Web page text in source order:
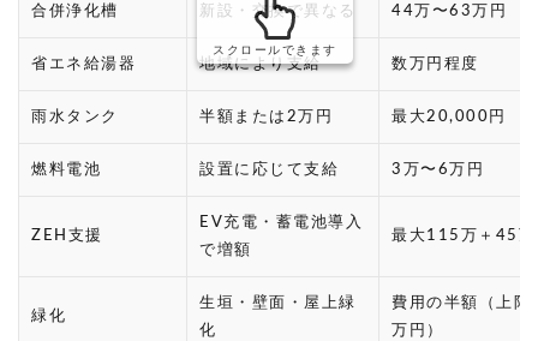
合併浄化槽 新設・交換で異なる 44万〜63万円
省エネ給湯器 地域により支給 数万円程度
雨水タンク 半額または2万円 最大20,000円
燃料電池 設置に応じて支給 3万〜6万円
ZEH支援
EV充電・蓄電池導入
で増額
最大115万＋45万
緑化
生垣・壁面・屋上緑
化
費用の半額（上限
万円）
スクロールできます